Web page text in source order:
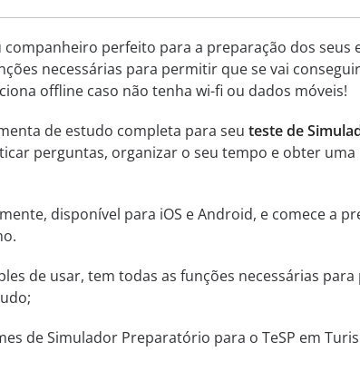
companheiro perfeito para a preparação dos
necessárias para permitir que se vai
offline caso não tenha wi-fi ou dados móveis!
de estudo completa para seu teste de
perguntas, organizar o seu tempo e obter
disponível para iOS e Android, e comece a
de usar, tem todas as funções necessárias
de Simulador Preparatório para o TeSP em